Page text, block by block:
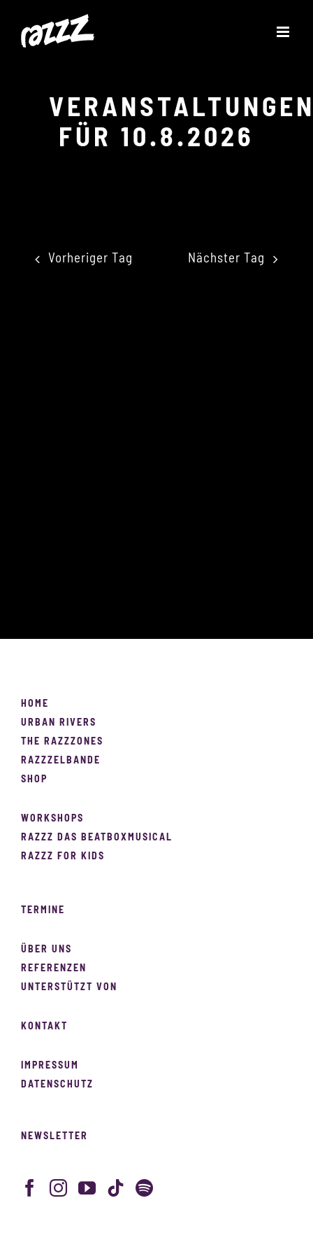
Inhalt
FÜR 10.8.2026
Vorheriger Tag Nächster Tag
HOME
URBAN RIVERS
THE RAZZZONES
RAZZZELBANDE
SHOP
WORKSHOPS
RAZZZ DAS BEATBOXMUSICAL
RAZZZ FOR KIDS
TERMINE
ÜBER UNS
REFERENZEN
UNTERSTÜTZT VON
KONTAKT
IMPRESSUM
DATENSCHUTZ
NEWSLETTER